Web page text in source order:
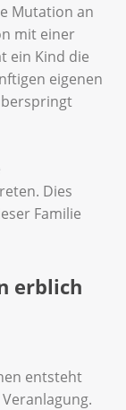
Mutation an
mit einer
ein Kind die
eigenen
Dies
Familie
erblich
entsteht